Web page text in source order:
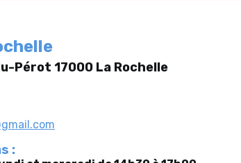
Pérot 17000 La Rochelle
: